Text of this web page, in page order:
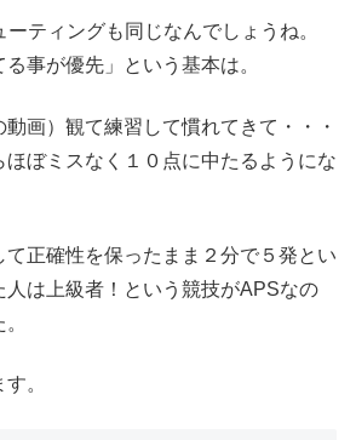
ティングも同じなんでしょうね。
る事が優先」という基本は。
画）観て練習して慣れてきて・・・
ほぼミスなく１０点に中たるようにな
て正確性を保ったまま２分で５発とい
人は上級者！という競技がAPSなの
。